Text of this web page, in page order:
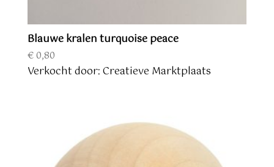
Blauwe kralen turquoise peace
€0,80
Verkocht door: Creatieve Marktplaats